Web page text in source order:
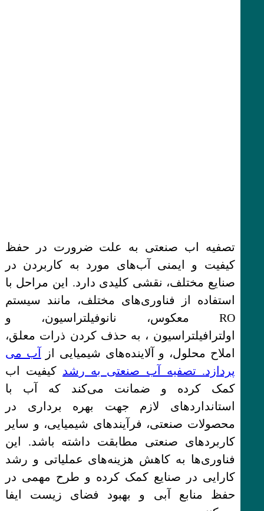
تصفیه اب صنعتی به علت ضرورت در حفظ
کیفیت و ایمنی آب‌های مورد به کاربردن در
صنایع مختلف، نقشی کلیدی دارد. این مراحل با
استفاده از فناوری‌های مختلف، مانند سیستم
RO معکوس، نانوفیلتراسیون، و
اولترافیلتراسیون ، به حذف کردن ذرات معلق،
املاح محلول، و آلاینده‌های شیمیایی از
آب می
پردازد. تصفیه آب صنعتی به رشد کیفیت اب
کمک کرده و ضمانت می‌کند که آب با
استانداردهای لازم جهت بهره برداری در
محصولات صنعتی، فرآیندهای شیمیایی، و سایر
کاربردهای صنعتی مطابقت داشته باشد. این
فناوری‌ها به کاهش هزینه‌های عملیاتی و رشد
کارایی در صنایع کمک کرده و طرح مهمی در
حفظ منابع آبی و بهبود فضای زیست ایفا